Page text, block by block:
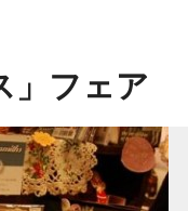
」フェア